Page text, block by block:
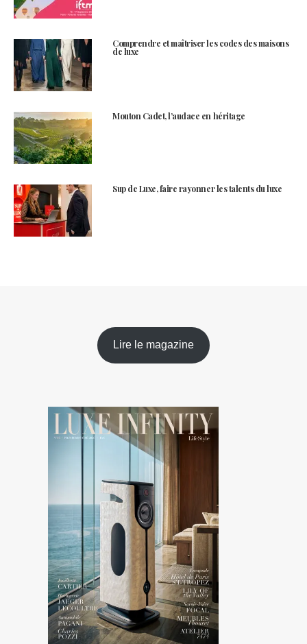
Comprendre et maîtriser les codes des maisons
de luxe
Mouton Cadet, l’audace en héritage
Sup de Luxe, faire rayonner les talents du luxe
Lire le magazine